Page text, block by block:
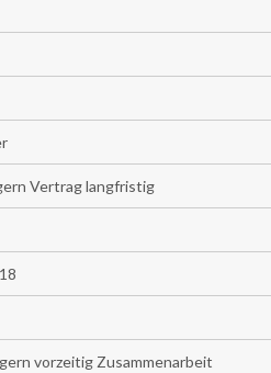
Vertrag langfristig
vorzeitig Zusammenarbeit